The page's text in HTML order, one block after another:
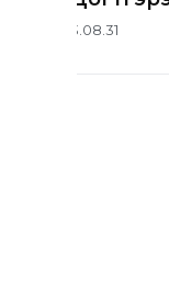
2023.08.31